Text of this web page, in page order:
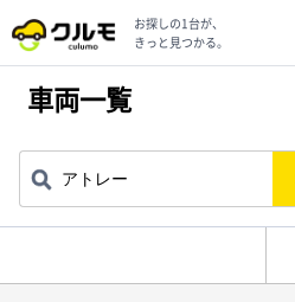
お探しの1台が、
きっと見つかる。
車両一覧